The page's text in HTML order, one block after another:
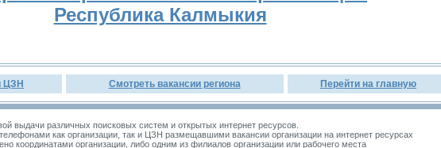
Республика Калмыкия
ЦЗН Смотреть вакансии региона Перейти на главную
выдачи различных поисковых систем и открытых интернет ресурсов.
как организации, так и ЦЗН размещавшими вакансии организации на интернет ресурсах
организации, либо одним из филиалов организации или рабочего места